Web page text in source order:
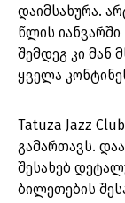
დაიმსახურა.
წლის
შემდეგ კი მან
ყველა
Tatuza Jazz
გამართავს.
შესახებ
ბილეთების